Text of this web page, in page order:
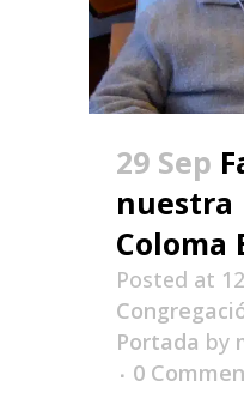
29 Sep
nuestra
Coloma
Posted at
Portada by
0